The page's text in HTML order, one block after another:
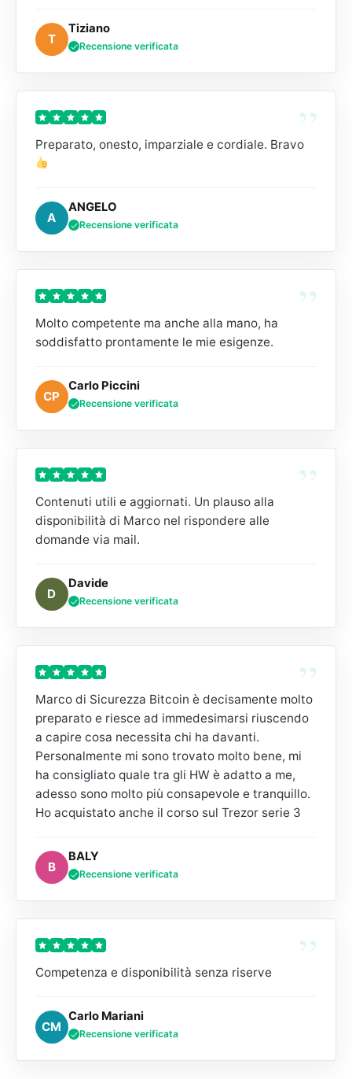
T
Tiziano
Recensione verificata
”
Preparato, onesto, imparziale e cordiale. Bravo
A
ANGELO
Recensione verificata
”
Molto competente ma anche alla mano, ha
soddisfatto prontamente le mie esigenze.
CP
Carlo Piccini
Recensione verificata
”
Contenuti utili e aggiornati. Un plauso alla
disponibilità di Marco nel rispondere alle
domande via mail.
D
Davide
Recensione verificata
”
Marco di Sicurezza Bitcoin è decisamente molto
preparato e riesce ad immedesimarsi riuscendo
a capire cosa necessita chi ha davanti.
Personalmente mi sono trovato molto bene, mi
ha consigliato quale tra gli HW è adatto a me,
adesso sono molto più consapevole e tranquillo.
Ho acquistato anche il corso sul Trezor serie 3
B
BALY
Recensione verificata
”
Competenza e disponibilità senza riserve
CM
Carlo Mariani
Recensione verificata